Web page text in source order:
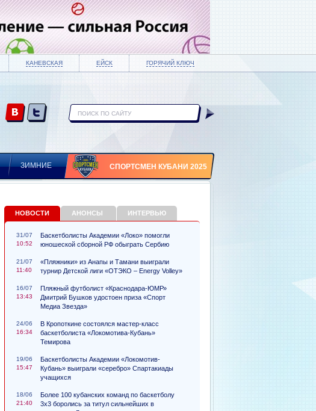
КАНЕВСКАЯ ЕЙСК ГОРЯЧИЙ КЛЮЧ
ЗИМНИЕ СПОРТСМЕН КУБАНИ 2025
НОВОСТИ АНОНСЫ ИНТЕРВЬЮ
31/07
10:52
Баскетболисты Академии «Локо» помогли
юношеской сборной РФ обыграть Сербию
21/07
11:40
«Пляжники» из Анапы и Тамани выиграли
турнир Детской лиги «ОТЭКО – Energy Volley»
16/07
13:43
Пляжный футболист «Краснодара-ЮМР»
Дмитрий Бушков удостоен приза «Спорт
Медиа Звезда»
24/06
16:34
В Кропоткине состоялся мастер-класс
баскетболиста «Локомотива-Кубань»
Темирова
19/06
15:47
Баскетболисты Академии «Локомотив-
Кубань» выиграли «серебро» Спартакиады
учащихся
18/06
21:40
Более 100 кубанских команд по баскетболу
3х3 боролись за титул сильнейших в